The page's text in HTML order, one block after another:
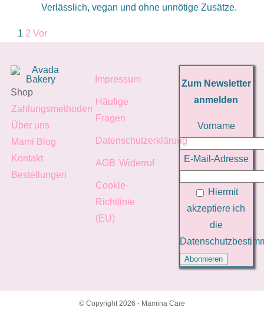
Verlässlich, vegan und ohne unnötige Zusätze.
1 2 Vor
Shop
Zahlungsmethoden
Über uns
Mami Blog
Kontakt
Bestellungen
Impressum
Häufige
Fragen
Datenschutzerklärung
AGB Widerruf
Cookie-
Richtlinie
(EU)
Zum Newsletter
anmelden
Vorname
E-Mail-Adresse
Hiermit
akzeptiere ich
die
© Copyright 2026 - Mamina Care